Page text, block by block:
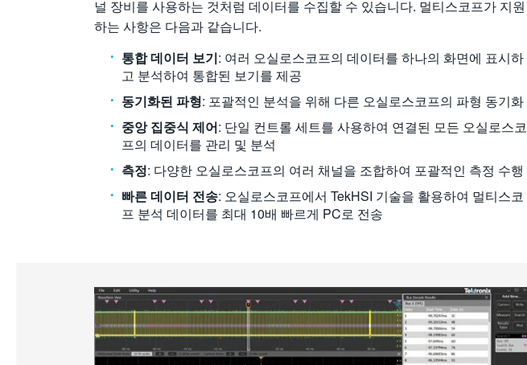
널 장비를 사용하는 것처럼 데이터를 수집할 수 있습니다. 멀티스코프가 지원
하는 사항은 다음과 같습니다.
통합 데이터 보기: 여러 오실로스코프의 데이터를 하나의 화면에 표시하
고 분석하여 통합된 보기를 제공
동기화된 파형: 포괄적인 분석을 위해 다른 오실로스코프의 파형 동기화
중앙 집중식 제어: 단일 컨트롤 세트를 사용하여 연결된 모든 오실로스코
프의 데이터를 관리 및 분석
측정: 다양한 오실로스코프의 여러 채널을 조합하여 포괄적인 측정 수행
빠른 데이터 전송: 오실로스코프에서 TekHSI 기술을 활용하여 멀티스코
프 분석 데이터를 최대 10배 빠르게 PC로 전송